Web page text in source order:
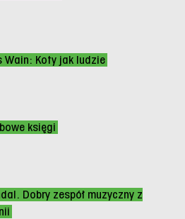
Wain: Koty jak ludzie
księgi
Dobry zespół muzyczny z